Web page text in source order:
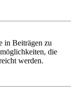
in Beiträgen zu
die
werden.